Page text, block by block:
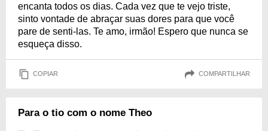
encanta todos os dias. Cada vez que te vejo triste,
sinto vontade de abraçar suas dores para que você
pare de senti-las. Te amo, irmão! Espero que nunca se
esqueça disso.
COPIAR COMPARTILHAR
Para o tio com o nome Theo